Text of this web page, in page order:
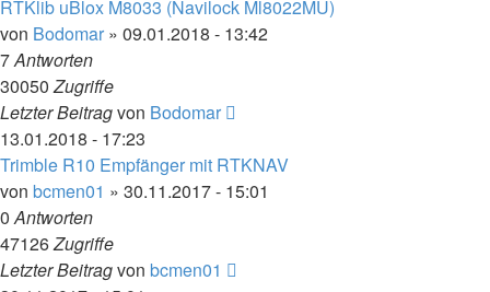
RTKlib uBlox M8033 (Navilock Ml8022MU)
von Bodomar » 09.01.2018 - 13:42
7Antworten
30050Zugriffe
Letzter Beitragvon Bodomar
13.01.2018 - 17:23
Trimble R10 Empfänger mit RTKNAV
von bcmen01 » 30.11.2017 - 15:01
0Antworten
47126Zugriffe
Letzter Beitragvon bcmen01